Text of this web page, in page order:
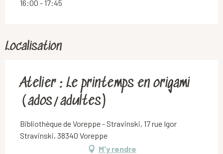
16:00 - 17:45
Localisation
Atelier : Le printemps en origami
(ados/adultes)
Bibliothèque de Voreppe - Stravinski, 17 rue Igor
Stravinski, 38340 Voreppe
M'y rendre